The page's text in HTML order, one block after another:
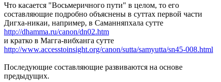
Что касается "Восьмеричного пути" в целом, то его
составляющие подробно объяснены в суттах первой части
Дигха-никаи, например, в Саманняпхала сутте
http://dhamma.ru/canon/dn02.htm
и кратко в Магга-вибханга сутте
http://www.accesstoinsight.org/canon/sutta/samyutta/sn45-008.html
Последующие составляющие развиваются на основе
предыдущих.